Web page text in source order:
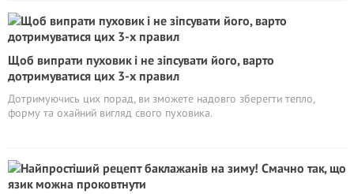
Щоб випрати пуховик і не зіпсувати його, варто
дотримуватися цих 3-х правил
Дотримуючись цих порад, ви зможете надовго зберегти тепло,
форму та охайний вигляд свого пуховика.